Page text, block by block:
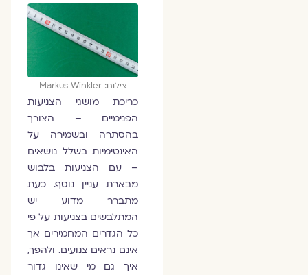
צילום: Markus Winkler
כריכת מושגי הצניעות
הפנימיים – הצורך
בהסתרה ובשמירה על
האינטימיות בשלל נושאים
– עם הצניעות בלבוש
מבארת עניין נוסף. כעת
מתברר מדוע יש
המתלבשים בצניעות על פי
כל הגדרים המחמירים אך
אינם נראים צנועים. ולהפך,
איך גם מי שאינו גדור